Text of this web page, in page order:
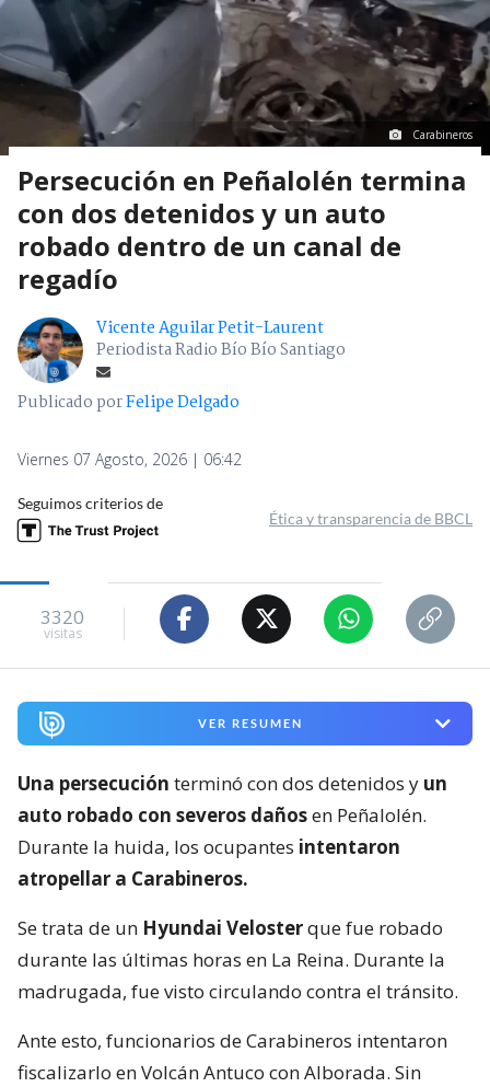
Carabineros
Persecución en Peñalolén termina
con dos detenidos y un auto
robado dentro de un canal de
regadío
Vicente Aguilar Petit-Laurent
Periodista Radio Bío Bío Santiago
Publicado porFelipe Delgado
Viernes 07 Agosto, 2026 | 06:42
Seguimos criterios de
Ética y transparencia de BBCL
3320
visitas
VER RESUMEN
Una persecución terminó con dos detenidos y un
auto robado con severos dañosen Peñalolén.
Durante la huida, los ocupantes intentaron
atropellar a Carabineros.
Se trata de un Hyundai Velosterque fue robado
durante las últimas horas en La Reina. Durante la
madrugada, fue visto circulando contra el tránsito.
Ante esto, funcionarios de Carabineros intentaron
fiscalizarlo en Volcán Antuco con Alborada. Sin